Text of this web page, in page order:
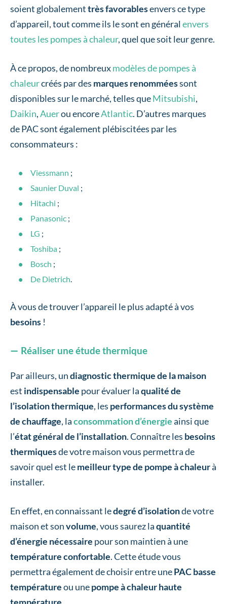
soient globalementtrès favorablesenvers ce type
d’appareil, tout comme ils le sont en général envers
toutes les pompes à chaleur, quel que soit leur genre.
À ce propos, de nombreuxmodèles de pompes à
chaleurcréés par des marques renomméessont
disponibles sur le marché, telles queMitsubishi,
Daikin,Auerou encoreAtlantic. D’autres marques
de PAC sont également plébiscitées par les
consommateurs :
Viessmann ;
Saunier Duval ;
Hitachi ;
Panasonic ;
LG ;
Toshiba ;
Bosch ;
De Dietrich.
À vous de trouver l’appareil le plus adapté à vos
besoins !
Réaliser une étude thermique
Par ailleurs, undiagnostic thermique de la maison
est indispensable pour évaluer laqualité de
l’isolation thermique, les performances du système
de chauffage, laconsommation d’énergieainsi que
l’état général de l’installation. Connaître les besoins
thermiquesde votre maison vous permettra de
savoir quel est lemeilleur type de pompe à chaleurà
installer.
En effet, en connaissant ledegré d’isolationde votre
maison et sonvolume, vous saurez laquantité
d’énergie nécessaire pour son maintien à une
température confortable. Cette étude vous
permettra également de choisir entre unePAC basse
températureou unepompe à chaleur haute